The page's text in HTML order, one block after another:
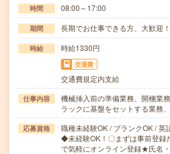
時間 08:00～17:00
期間 長期でお仕事できる方、大歓迎！
時給 時給1330円
交通費
交通費規定内支給
仕事内容
機械挿入前の準備業務、開梱業
ラックに基盤をセットする業務
応募資格
職種未経験OK / ブランクOK / 英
◆未経験OK！〇まずは事前登録
で気軽にオンライン登録★氏名